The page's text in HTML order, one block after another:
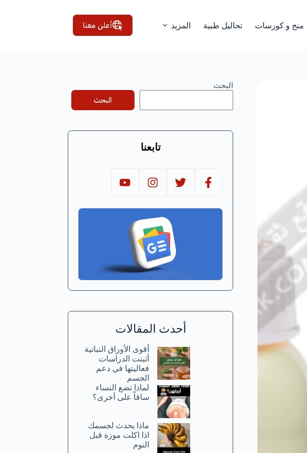
منح و كورسات تحاليل طبية المزيد أعلن معنا
البحث
البحث
تابعنا
أحدث المقالات
أقوى الأوراق النباتية
أثبتت الدراسات
فعاليتها في دعم
الجسم
لماذا تضع النساء
ساقاً على أخرى؟
ماذا يحدث لجسمك
اذا اكلت موزة قبل
النوم